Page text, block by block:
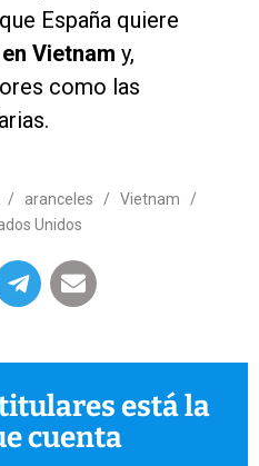
España quiere
Vietnam y,
como las
/ aranceles / Vietnam
/
Unidos
está la
cuenta